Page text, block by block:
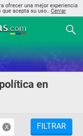
ofrecer una mejor experiencia
que acepta su uso.. Cerrar
en
FILTRAR